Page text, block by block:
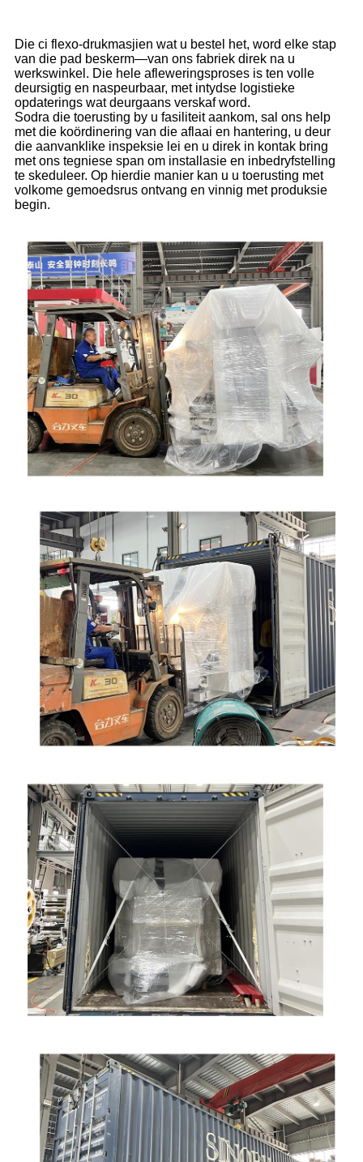
Die ci flexo-drukmasjien wat u bestel het, word elke stap
van die pad beskerm—van ons fabriek direk na u
werkswinkel. Die hele afleweringsproses is ten volle
deursigtig en naspeurbaar, met intydse logistieke
opdaterings wat deurgaans verskaf word.
Sodra die toerusting by u fasiliteit aankom, sal ons help
met die koördinering van die aflaai en hantering, u deur
die aanvanklike inspeksie lei en u direk in kontak bring
met ons tegniese span om installasie en inbedryfstelling
te skeduleer. Op hierdie manier kan u u toerusting met
volkome gemoedsrus ontvang en vinnig met produksie
begin.